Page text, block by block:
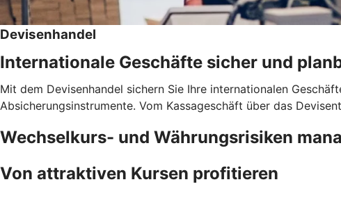
Devisenhandel
Internationale Geschäfte sicher und
Mit dem Devisenhandel sichern Sie Ihre internationalen
Absicherungsinstrumente. Vom Kassageschäft über das
Wechselkurs- und Währungsrisiken
Von attraktiven Kursen profitieren